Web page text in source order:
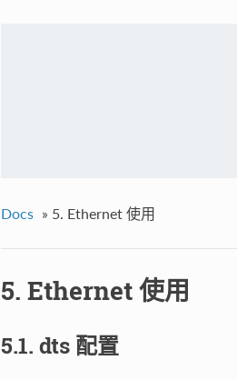
Docs » 5. Ethernet 使用
5. Ethernet 使用
5.1. dts 配置